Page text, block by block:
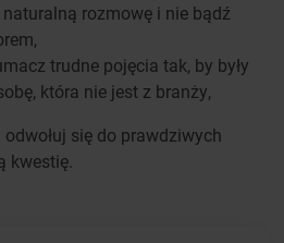
rozmowę i nie bądź
trudne pojęcia tak, by były
która nie jest z branży,
się do prawdziwych
kwestię.